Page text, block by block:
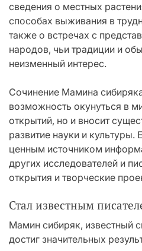
сведения о местных
способах выживания в
также о встречах с
народов, чьи традиции и
неизменный интерес.
Сочинение Мамина
возможность окунуться в
открытий, но и вносит
развитие науки и культуры.
ценным источником
других исследователей и
открытия и творческие
Стал известным
Мамин сибиряк, известный
достиг значительных